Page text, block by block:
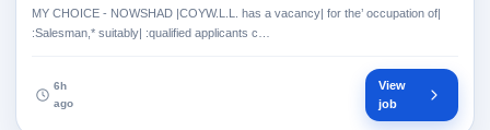
MY CHOICE - NOWSHAD |COYW.L.L. has a vacancy| for the’ occupation of|
:Salesman,* suitably| :qualified applicants c…
6h
ago
View
job